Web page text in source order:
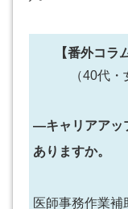
【番外コラ
（40代
―キャリアアッ
ありますか。
医師事務作業補